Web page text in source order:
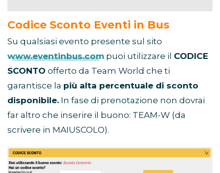
Codice Sconto Eventi in Bus
Su qualsiasi evento presente sul sito
www.eventinbus.com puoi utilizzare il CODICE
SCONTO offerto da Team World che ti
garantisce la più alta percentuale di sconto
disponibile. In fase di prenotazione non dovrai
far altro che inserire il buono: TEAM-W (da
scrivere in MAIUSCOLO).